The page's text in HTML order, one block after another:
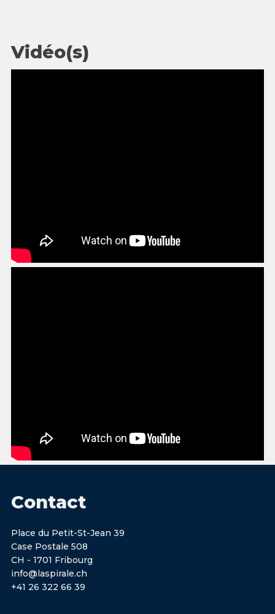
Vidéo(s)
Contact
Place du Petit-St-Jean 39
Case Postale 508
CH - 1701 Fribourg
info@laspirale.ch
+41 26 322 66 39